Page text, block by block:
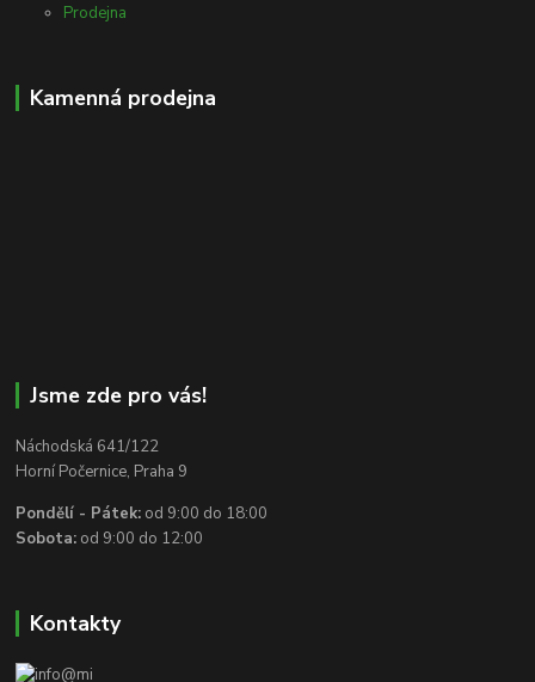
Prodejna
Kamenná prodejna
Jsme zde pro vás!
Náchodská 641/122
Horní Počernice, Praha 9
Pondělí - Pátek: od 9:00 do 18:00
Sobota: od 9:00 do 12:00
Kontakty